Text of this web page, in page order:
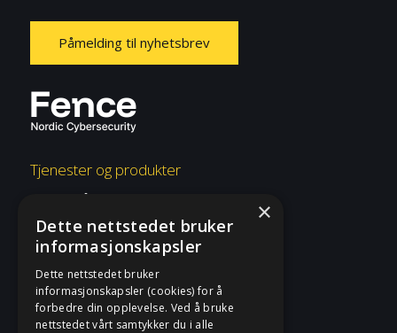
Påmelding til nyhetsbrev
Tjenester og produkter
Overvåkning og respons
Risiko og etterlevelse
Rådgivning og konsulent
Tjenester og produkter
×
Dette nettstedet bruker
informasjonskapsler
Dette nettstedet bruker
informasjonskapsler (cookies) for å
forbedre din opplevelse. Ved å bruke
nettstedet vårt samtykker du i alle